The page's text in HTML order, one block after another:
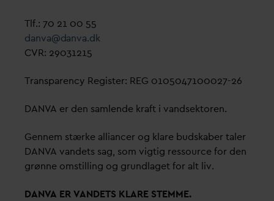
Tlf.: 70 21 00 55
danva@danva.dk
CVR: 29031215
Transparency Register: REG 0105047100027-26
DANVA er den samlende kraft i vandsektoren.
Gennem stærke alliancer og klare budskaber taler
DANVA vandets sag, som vigtig ressource for den
grønne omstilling og grundlaget for alt liv.
DANVA ERVANDETS KLARE STEMME.